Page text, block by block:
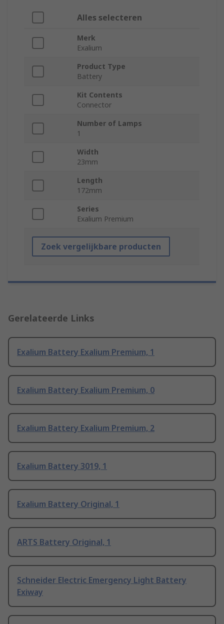
Alles selecteren
Merk
Exalium
Product Type
Battery
Kit Contents
Connector
Number of Lamps
1
Width
23mm
Length
172mm
Series
Exalium Premium
Zoek vergelijkbare producten
Gerelateerde Links
Exalium Battery Exalium Premium, 1
Exalium Battery Exalium Premium, 0
Exalium Battery Exalium Premium, 2
Exalium Battery 3019, 1
Exalium Battery Original, 1
ARTS Battery Original, 1
Schneider Electric Emergency Light Battery
Exiway